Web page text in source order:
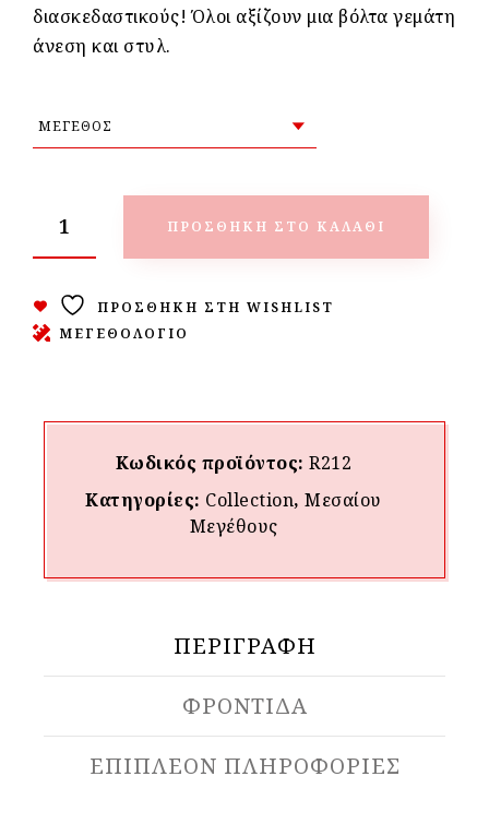
διασκεδαστικούς! Όλοι αξίζουν μια βόλτα γεμάτη
άνεση και στυλ.
ΠΡΟΣΘΉΚΗ ΣΤΟ ΚΑΛΆΘΙ
ΠΡΟΣΘΉΚΗ ΣΤΗ WISHLIST
ΜΕΓΕΘΟΛΟΓΙΟ
Κωδικός προϊόντος:R212
Κατηγορίες: Collection,Μεσαίου
Mεγέθους
ΠΕΡΙΓΡΑΦΉ
ΦΡΟΝΤΙΔΑ
ΕΠΙΠΛΈΟΝ ΠΛΗΡΟΦΟΡΊΕΣ